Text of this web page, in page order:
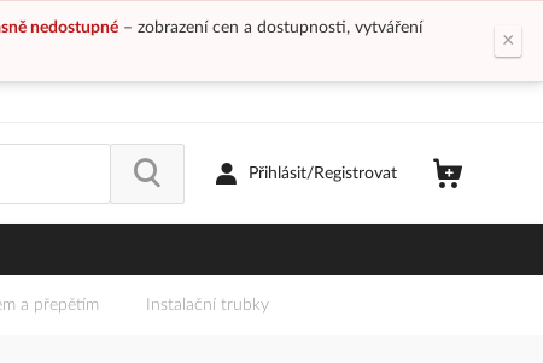
nedostupné– zobrazení cen a dostupnosti, vytváření
×
Přihlásit/Registrovat
a přepětím Instalační trubky